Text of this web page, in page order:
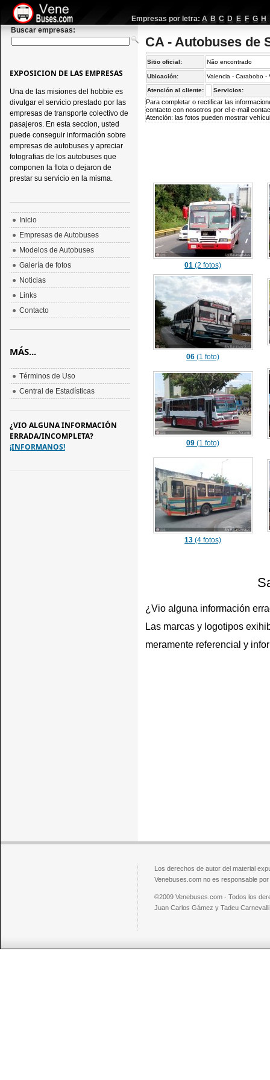
Empresas por letra: A B C D E F G H
Buscar empresas:
CA - Autobuses de
Sitio oficial: Não encontrado
Ubicación: Valencia - Carabobo -
Atención al cliente: Servicios:
Para completar o rectificar las
contacto con nosotros por el e-mail
Atención: las fotos pueden mostrar
01 (2 fotos)
06 (1 foto)
09 (1 foto)
13 (4 fotos)
¿Vio alguna información
Las marcas y logotipos
meramente referencial y
EXPOSICION DE LAS EMPRESAS
Una de las misiones del hobbie es
divulgar el servicio prestado por las
empresas de transporte colectivo de
pasajeros. En esta seccion, usted
puede conseguir información sobre
empresas de autobuses y apreciar
fotografias de los autobuses que
componen la flota o dejaron de
prestar su servicio en la misma.
Inicio
Empresas de Autobuses
Modelos de Autobuses
Galería de fotos
Noticias
Links
Contacto
MÁS...
Términos de Uso
Central de Estadísticas
¿VIO ALGUNA INFORMACIÓN
ERRADA/INCOMPLETA?
¡INFORMANOS!
Los derechos de autor del material
Venebuses.com no es responsable
©2009 Venebuses.com - Todos los
Juan Carlos Gámez y Tadeu Carnevalli